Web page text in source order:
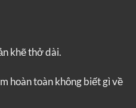
khẽ thở dài.
hoàn toàn không biết gì về